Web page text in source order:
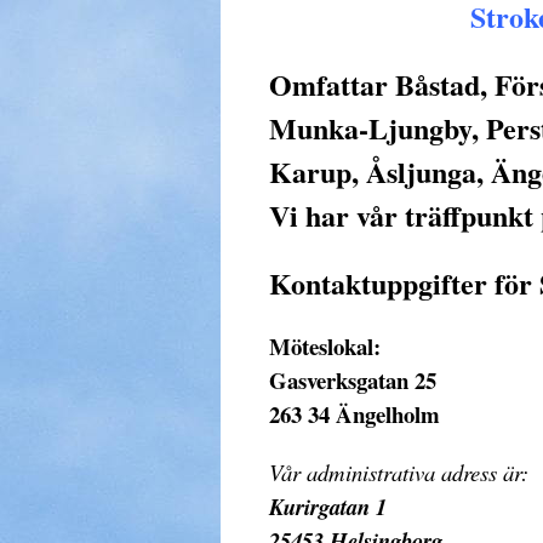
Omfattar Båstad,
Munka-Ljungby,
Karup, Åsljunga,
Vi har vår träffpunkt
Kontaktuppgifter för
Möteslokal:
Gasverksgatan 25
263 34 Ängelholm
Vår administrativa adress är:
Kurirgatan 1